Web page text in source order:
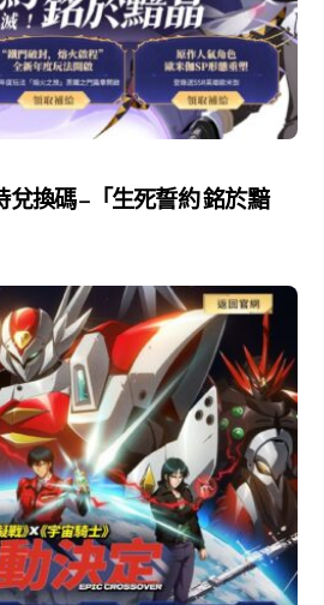
兌換碼 –「生死誓約 銘於黯